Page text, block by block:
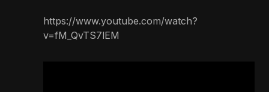
https://www.youtube.com/watch?
v=fM_QvTS7lEM